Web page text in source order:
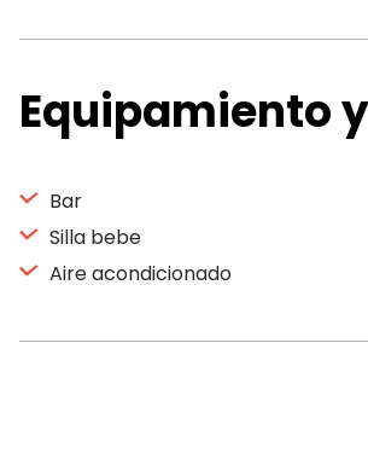
Equipamiento
Bar
Silla bebe
Aire acondicionado